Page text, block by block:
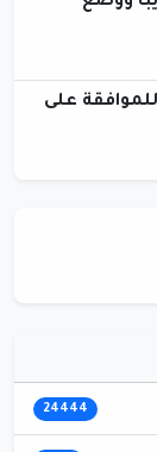
على
24444